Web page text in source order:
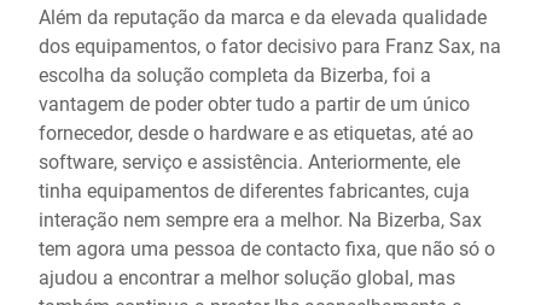
Além da reputação da marca e da elevada qualidade
dos equipamentos, o fator decisivo para Franz Sax, na
escolha da solução completa da Bizerba, foi a
vantagem de poder obter tudo a partir de um único
fornecedor, desde o hardware e as etiquetas, até ao
software, serviço e assistência. Anteriormente, ele
tinha equipamentos de diferentes fabricantes, cuja
interação nem sempre era a melhor. Na Bizerba, Sax
tem agora uma pessoa de contacto fixa, que não só o
ajudou a encontrar a melhor solução global, mas